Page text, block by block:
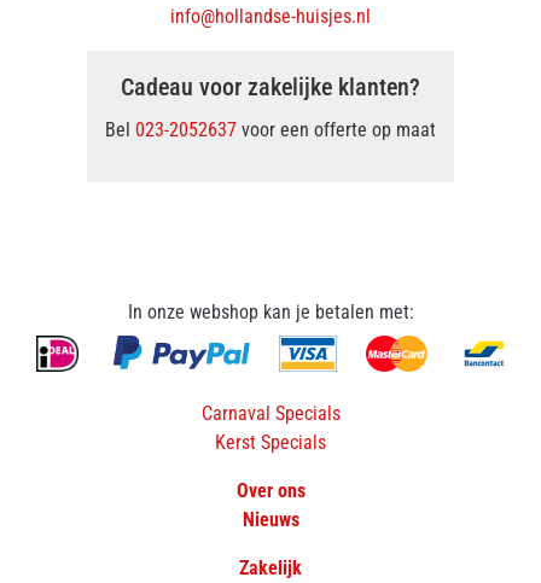
info@hollandse-huisjes.nl
Cadeau voor zakelijke klanten?
Bel 023-2052637 voor een offerte op maat
In onze webshop kan je betalen met:
Carnaval Specials
Kerst Specials
Over ons
Nieuws
Zakelijk